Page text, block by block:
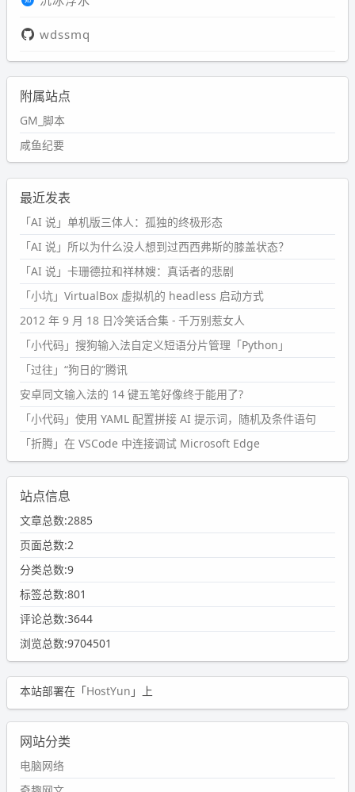
wdssmq
附属站点
GM_脚本
咸鱼纪要
最近发表
「AI 说」单机版三体人：孤独的终极形态
「AI 说」所以为什么没人想到过西西弗斯的膝盖状态？
「AI 说」卡珊德拉和祥林嫂：真话者的悲剧
「小坑」VirtualBox 虚拟机的 headless 启动方式
2012 年 9 月 18 日冷笑话合集 - 千万别惹女人
「小代码」搜狗输入法自定义短语分片管理「Python」
「过往」“狗日的”腾讯
安卓同文输入法的 14 键五笔好像终于能用了?
「小代码」使用 YAML 配置拼接 AI 提示词，随机及条件语句
「折腾」在 VSCode 中连接调试 Microsoft Edge
站点信息
文章总数:2885
页面总数:2
分类总数:9
标签总数:801
评论总数:3644
浏览总数:9704501
本站部署在「HostYun 」上
网站分类
电脑网络